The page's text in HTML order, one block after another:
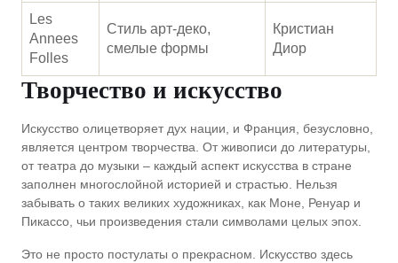
Les
Annees
Folles
Стиль арт-деко,
смелые формы
Кристиан
Диор
Творчество и искусство
Искусство олицетворяет дух нации, и Франция, безусловно,
является центром творчества. От живописи до литературы,
от театра до музыки – каждый аспект искусства в стране
заполнен многослойной историей и страстью. Нельзя
забывать о таких великих художниках, как Моне, Ренуар и
Пикассо, чьи произведения стали символами целых эпох.
Это не просто постулаты о прекрасном. Искусство здесь